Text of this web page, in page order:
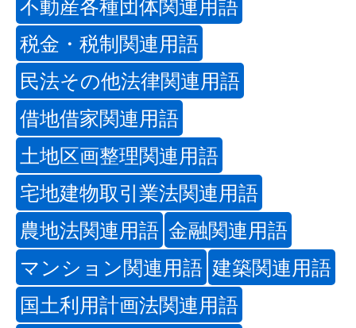
税金・税制関連用語
民法その他法律関連用語
借地借家関連用語
土地区画整理関連用語
宅地建物取引業法関連用語
農地法関連用語 金融関連用語
マンション関連用語 建築関連用語
国土利用計画法関連用語